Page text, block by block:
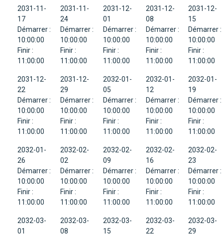
2031-11-
17
Démarrer :
10:00:00
Finir :
11:00:00
2031-11-
24
Démarrer :
10:00:00
Finir :
11:00:00
2031-12-
01
Démarrer :
10:00:00
Finir :
11:00:00
2031-12-
08
Démarrer :
10:00:00
Finir :
11:00:00
2031-12-
15
Démarrer :
10:00:00
Finir :
11:00:00
2031-12-
22
Démarrer :
10:00:00
Finir :
11:00:00
2031-12-
29
Démarrer :
10:00:00
Finir :
11:00:00
2032-01-
05
Démarrer :
10:00:00
Finir :
11:00:00
2032-01-
12
Démarrer :
10:00:00
Finir :
11:00:00
2032-01-
19
Démarrer :
10:00:00
Finir :
11:00:00
2032-01-
26
Démarrer :
10:00:00
Finir :
11:00:00
2032-02-
02
Démarrer :
10:00:00
Finir :
11:00:00
2032-02-
09
Démarrer :
10:00:00
Finir :
11:00:00
2032-02-
16
Démarrer :
10:00:00
Finir :
11:00:00
2032-02-
23
Démarrer :
10:00:00
Finir :
11:00:00
2032-03-
01
2032-03-
08
2032-03-
15
2032-03-
22
2032-03-
29